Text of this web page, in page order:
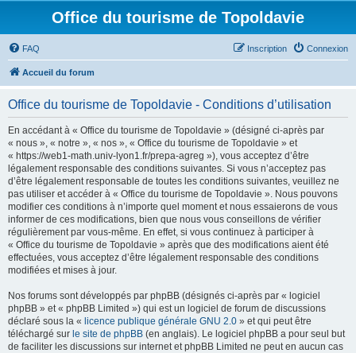
Office du tourisme de Topoldavie
FAQ Connexion
Inscription
Accueil du forum
Office du tourisme de Topoldavie - Conditions d’utilisation
En accédant à « Office du tourisme de Topoldavie » (désigné ci-après par
« nous », « notre », « nos », « Office du tourisme de Topoldavie » et
« https://web1-math.univ-lyon1.fr/prepa-agreg »), vous acceptez d’être
légalement responsable des conditions suivantes. Si vous n’acceptez pas
d’être légalement responsable de toutes les conditions suivantes, veuillez ne
pas utiliser et accéder à « Office du tourisme de Topoldavie ». Nous pouvons
modifier ces conditions à n’importe quel moment et nous essaierons de vous
informer de ces modifications, bien que nous vous conseillons de vérifier
régulièrement par vous-même. En effet, si vous continuez à participer à
« Office du tourisme de Topoldavie » après que des modifications aient été
effectuées, vous acceptez d’être légalement responsable des conditions
modifiées et mises à jour.
Nos forums sont développés par phpBB (désignés ci-après par « logiciel
phpBB » et « phpBB Limited ») qui est un logiciel de forum de discussions
déclaré sous la « licence publique générale GNU 2.0 » et qui peut être
téléchargé sur le site de phpBB (en anglais). Le logiciel phpBB a pour seul but
de faciliter les discussions sur internet et phpBB Limited ne peut en aucun cas